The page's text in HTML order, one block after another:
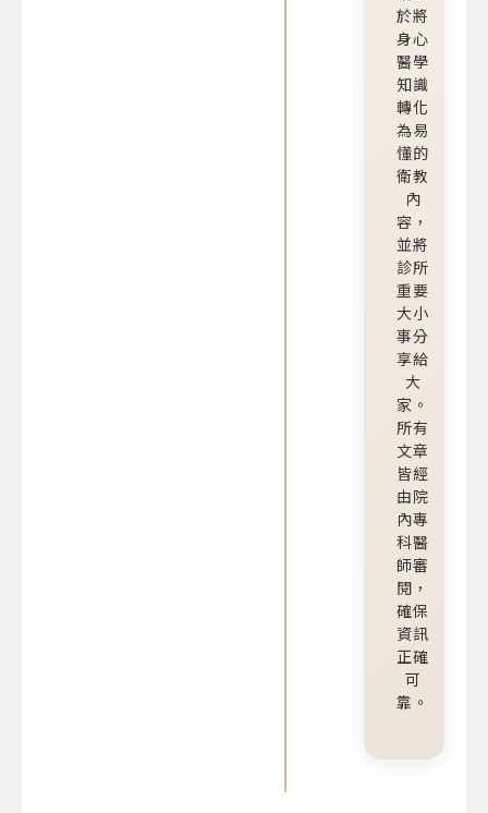
於將
身心
醫學
知識
轉化
為易
懂的
衛教
內
容，
並將
診所
重要
大小
事分
享給
大
家。
所有
文章
皆經
由院
內專
科醫
師審
閱，
確保
資訊
正確
可
靠。